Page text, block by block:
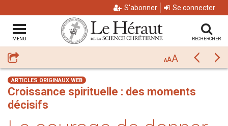
S'abonner Se connecter
MENU RECHERCHER
Partager AAA
ARTICLES ORIGINAUX WEB
Croissance spirituelle : des moments
décisifs